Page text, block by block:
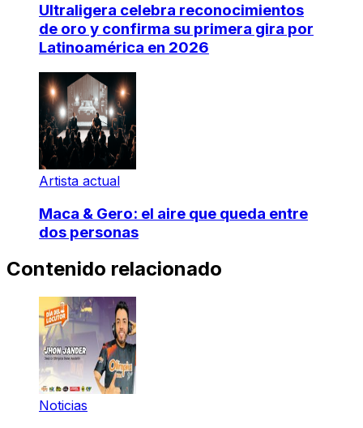
Ultraligera celebra reconocimientos
de oro y confirma su primera gira por
Latinoamérica en 2026
Artista actual
Maca & Gero: el aire que queda entre
dos personas
Contenido relacionado
Noticias